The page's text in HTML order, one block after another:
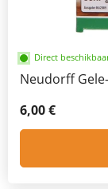
Direct
Neudorff
6,00 €